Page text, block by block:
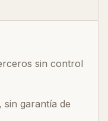
sin control
sin garantía de